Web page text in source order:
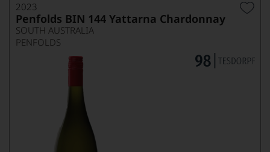
2023
Penfolds BIN 144 Yattarna Chardonnay
SOUTH AUSTRALIA
PENFOLDS